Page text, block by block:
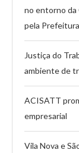
no entorno da
pela
Justiça do
ambiente de
ACISATT
empresarial
Vila Nova e